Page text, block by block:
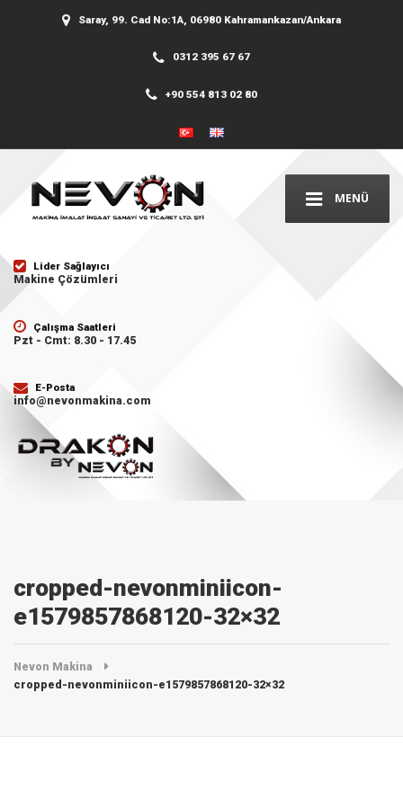
Saray, 99. Cad No:1A, 06980 Kahramankazan/Ankara
0312 395 67 67
+90 554 813 02 80
MENÜ
Lider Sağlayıcı
Makine Çözümleri
Çalışma Saatleri
Pzt - Cmt: 8.30 - 17.45
E-Posta
info@nevonmakina.com
cropped-nevonminiicon-
e1579857868120-32×32
Nevon Makina
cropped-nevonminiicon-e1579857868120-32×32